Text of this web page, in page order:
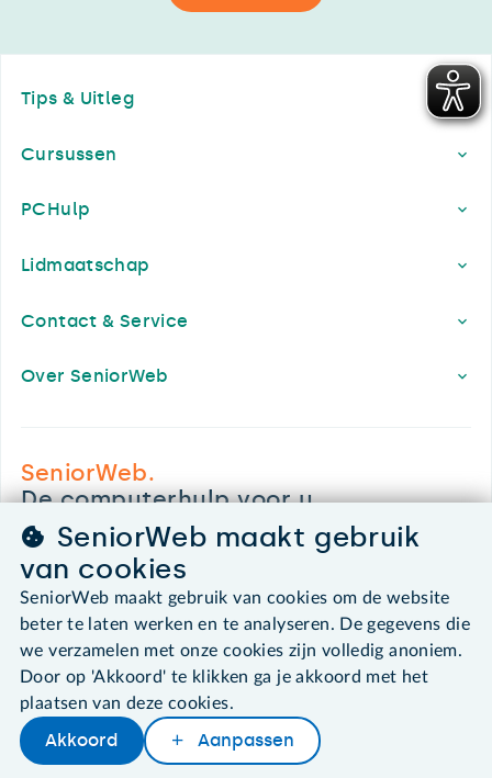
Tips & Uitleg
Cursussen
PCHulp
Lidmaatschap
Contact & Service
Over SeniorWeb
SeniorWeb.
De computerhulp voor u.
030 - 276 99 65
leden@seniorweb.nl
©2026 SeniorWeb
Algemene voorwaarden
Cookies en cookie-instellingen
SeniorWeb maakt gebruik
van cookies
SeniorWeb maakt gebruik van cookies om de website
beter te laten werken en te analyseren. De gegevens die
we verzamelen met onze cookies zijn volledig anoniem.
Door op 'Akkoord' te klikken ga je akkoord met het
plaatsen van deze cookies.
Akkoord Aanpassen